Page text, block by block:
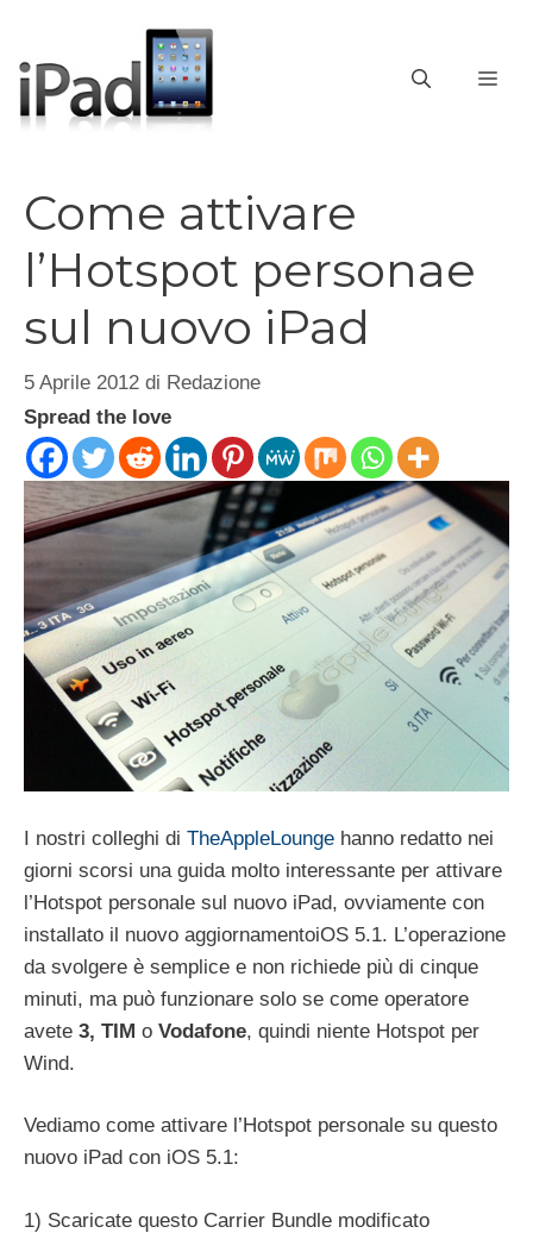
contenuto
Come attivare
l’Hotspot personae
sul nuovo iPad
5 Aprile 2012 di Redazione
Spread the love
I nostri colleghi di TheAppleLounge hanno redatto nei
giorni scorsi una guida molto interessante per attivare
l’Hotspot personale sul nuovo iPad, ovviamente con
installato il nuovo aggiornamentoiOS 5.1. L’operazione
da svolgere è semplice e non richiede più di cinque
minuti, ma può funzionare solo se come operatore
avete 3, TIM o Vodafone, quindi niente Hotspot per
Wind.
Vediamo come attivare l’Hotspot personale su questo
nuovo iPad con iOS 5.1:
1) Scaricate questo Carrier Bundle modificato